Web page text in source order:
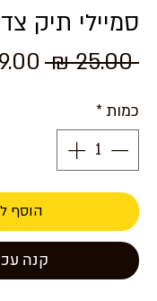
סמיילי תיק
‏25.00 ‏₪
מחיר
כמות*
הוסף
קנה